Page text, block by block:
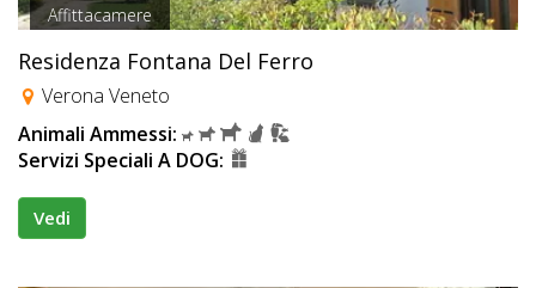
Affittacamere
Residenza Fontana Del Ferro
Verona Veneto
Animali Ammessi:
Servizi Speciali A DOG:
Vedi